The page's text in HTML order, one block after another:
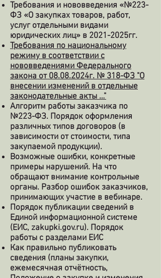
Требования и нововведения «№223-
ФЗ «О закупках товаров, работ,
услуг отдельными видами
юридических лиц» в 2021-2025гг.
Требования по национальному
режиму в соответствии с
нововведениями Федерального
закона от08.08.2024г. № 318-ФЗ "О
внесении изменений в отдельные
законодательные акты …"
Алгоритм работы заказчика по
№223-ФЗ. Порядок оформления
различных типов договоров (в
зависимости от стоимости, типа
закупаемой продукции).
Возможные ошибки, конкретные
примеры нарушений. На что
обращают внимание контрольные
органы. Разбор ошибок заказчиков,
принимающих участие в вебинаре.
Порядок публикации сведений в
Единой информационной системе
(ЕИС, zakupki.gov.ru). Порядок
работы с разделами ЕИС
Как правильно публиковать
сведения (планы закупки,
ежемесячная отчётность,